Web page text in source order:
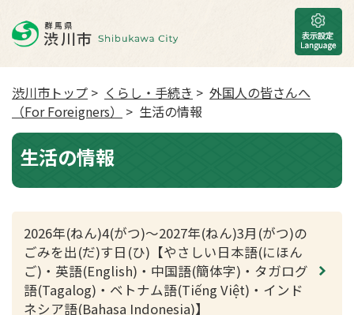
渋川市トップ > くらし・手続き > 外国人の皆さんへ
（For Foreigners）
> 生活の情報
生活の情報
2026年(ねん)4(がつ)～2027年(ねん)3月(がつ)の
ごみを出(だ)す日(ひ)【やさしい日本語(にほん
ご)・英語(English)・中国語(簡体字)・タガログ
語(Tagalog)・ベトナム語(Tiếng Việt)・インド
ネシア語(Bahasa Indonesia)】